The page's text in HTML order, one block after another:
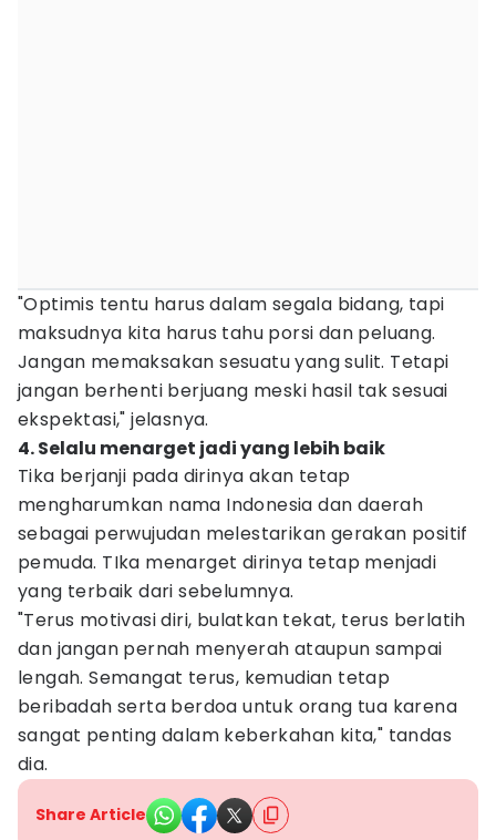
"Optimis tentu harus dalam segala bidang, tapi
maksudnya kita harus tahu porsi dan peluang.
Jangan memaksakan sesuatu yang sulit. Tetapi
jangan berhenti berjuang meski hasil tak sesuai
ekspektasi," jelasnya.
4. Selalu menarget jadi yang lebih baik
Tika berjanji pada dirinya akan tetap
mengharumkan nama Indonesia dan daerah
sebagai perwujudan melestarikan gerakan positif
pemuda. TIka menarget dirinya tetap menjadi
yang terbaik dari sebelumnya.
"Terus motivasi diri, bulatkan tekat, terus berlatih
dan jangan pernah menyerah ataupun sampai
lengah. Semangat terus, kemudian tetap
beribadah serta berdoa untuk orang tua karena
sangat penting dalam keberkahan kita," tandas
dia.
Share Article